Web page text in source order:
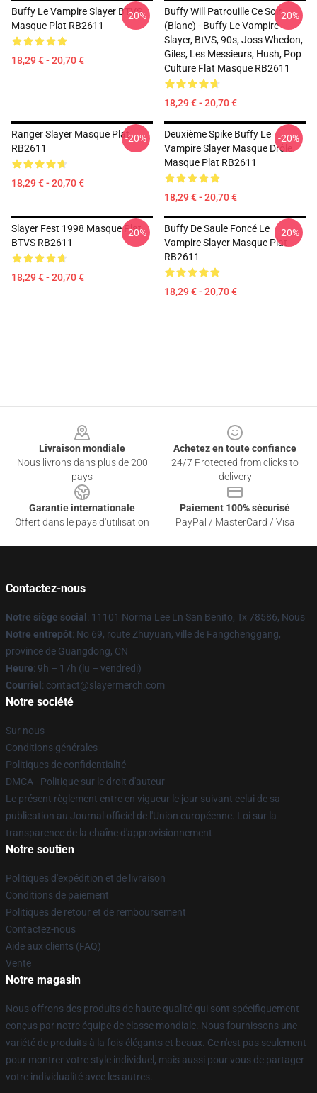
Buffy Le Vampire Slayer BTVS
Masque Plat RB2611
18,29 € - 20,70 €
-20%
Buffy Will Patrouille Ce Soir
(Blanc) - Buffy Le Vampire
Slayer, BtVS, 90s, Joss Whedon,
Giles, Les Messieurs, Hush, Pop
Culture Flat Masque RB2611
18,29 € - 20,70 €
-20%
Ranger Slayer Masque Plat
RB2611
18,29 € - 20,70 €
-20%
Deuxième Spike Buffy Le
Vampire Slayer Masque Drôle
Masque Plat RB2611
18,29 € - 20,70 €
-20%
Slayer Fest 1998 Masque Plat
BTVS RB2611
18,29 € - 20,70 €
-20%
Buffy De Saule Foncé Le
Vampire Slayer Masque Plat
RB2611
18,29 € - 20,70 €
-20%
Livraison mondiale
Nous livrons dans plus de 200
pays
Achetez en toute confiance
24/7 Protected from clicks to
delivery
Garantie internationale
Offert dans le pays d'utilisation
Paiement 100% sécurisé
PayPal / MasterCard / Visa
Contactez-nous
Notre siège social : 11101 Norma Lee Ln San Benito, Tx 78586, Nous
Notre entrepôt: No 69, route Zhuyuan, ville de Fangchenggang,
province de Guangdong, CN
Heure: 9h – 17h (lu – vendredi)
Courriel : contact@slayermerch.com
Notre société
Sur nous
Conditions générales
Politiques de confidentialité
DMCA - Politique sur le droit d'auteur
Le présent règlement entre en vigueur le jour suivant celui de sa
publication au Journal officiel de l'Union européenne. Loi sur la
transparence de la chaîne d'approvisionnement
Notre soutien
Politiques d'expédition et de livraison
Conditions de paiement
Politiques de retour et de remboursement
Contactez-nous
Aide aux clients (FAQ)
Vente
Notre magasin
Nous offrons des produits de haute qualité qui sont spécifiquement
conçus par notre équipe de classe mondiale. Nous fournissons une
variété de produits à la fois élégants et beaux. Ce n'est pas seulement
pour montrer votre style individuel, mais aussi pour vous de partager
votre individualité avec les autres.